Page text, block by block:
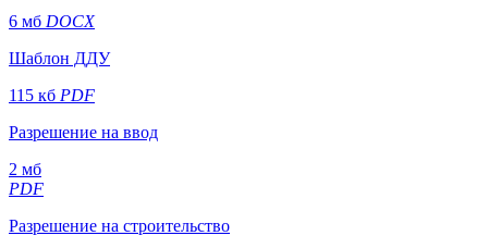
6 мб DOCX
Шаблон ДДУ
115 кб PDF
Разрешение на ввод
2 мб
PDF
Разрешение на строительство